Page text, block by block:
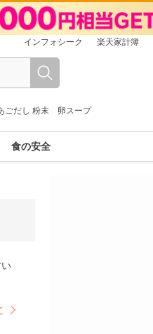
インフォシーク 楽天家計簿
ごだし 粉末 卵スープ
食の安全